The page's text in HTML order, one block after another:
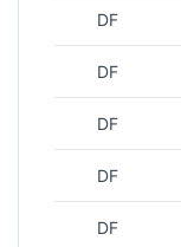
DF
DF
DF
DF
DF